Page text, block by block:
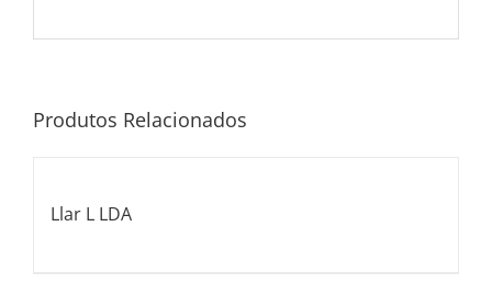
Produtos Relacionados
Llar L LDA